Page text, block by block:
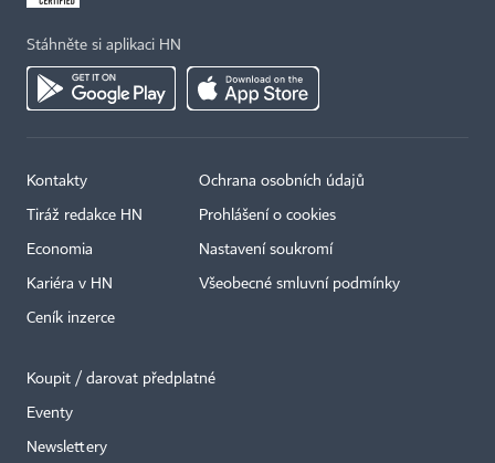
Stáhněte si aplikaci HN
Kontakty
Tiráž redakce HN
Economia
Kariéra v HN
Ceník inzerce
Ochrana osobních údajů
Prohlášení o cookies
Nastavení soukromí
Všeobecné smluvní podmínky
Koupit / darovat předplatné
Eventy
Newslettery